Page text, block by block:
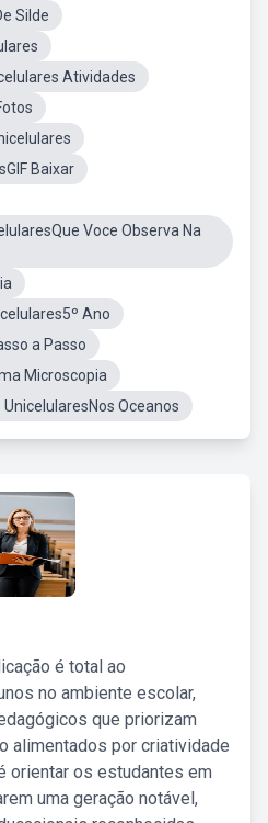
Silde
Atividades
Baixar
Voce Observa Na
Ano
a Passo
Microscopia
Oceanos
é total ao
no ambiente escolar,
que priorizam
alimentados por criatividade
orientar os estudantes em
uma geração notável,